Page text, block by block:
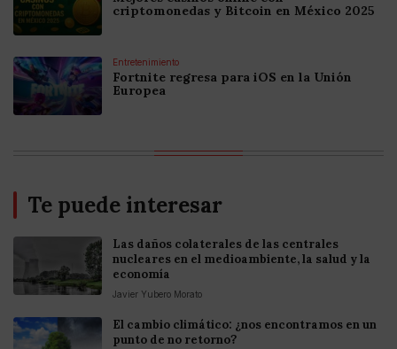
criptomonedas y Bitcoin en México 2025
Entretenimiento
Fortnite regresa para iOS en la Unión
Europea
Te puede interesar
Las daños colaterales de las centrales
nucleares en el medioambiente, la salud y la
economía
Javier Yubero Morato
El cambio climático: ¿nos encontramos en un
punto de no retorno?